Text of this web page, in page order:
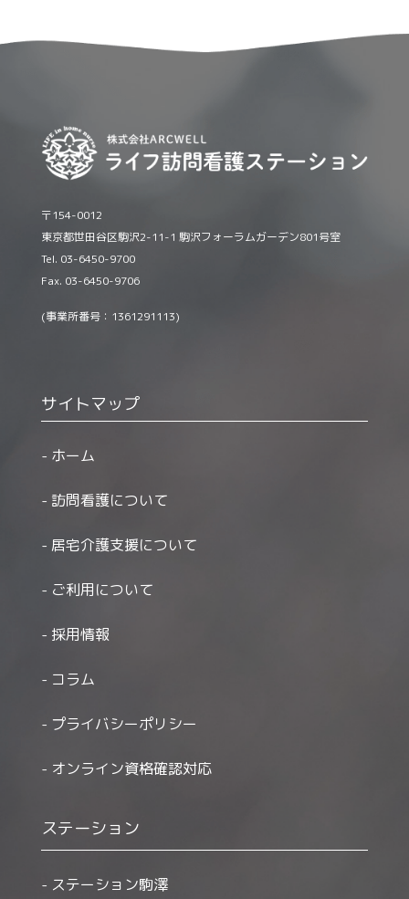
〒154-0012
東京都世田谷区駒沢2-11-1 駒沢フォーラムガーデン801号室
Tel. 03-6450-9700
Fax. 03-6450-9706
(事業所番号：1361291113)
サイトマップ
ホーム
訪問看護について
居宅介護支援について
ご利用について
採用情報
コラム
プライバシーポリシー
オンライン資格確認対応
ステーション
ステーション駒澤